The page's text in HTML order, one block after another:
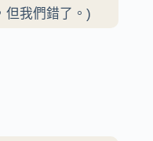
但我們錯了。)